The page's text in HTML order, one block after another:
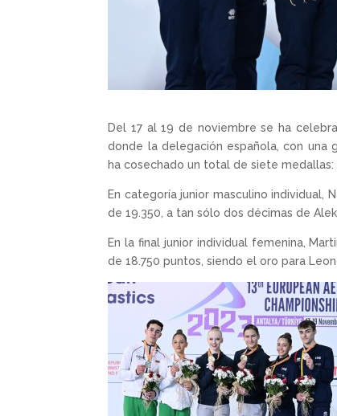
Del 17 al 19 de noviembre se ha
donde la delegación española, con una
ha cosechado un total de siete medallas:
En categoría junior masculino individual,
de 19.350, a tan sólo dos décimas de
En la final junior individual femenina,
de 18.750 puntos, siendo el oro para